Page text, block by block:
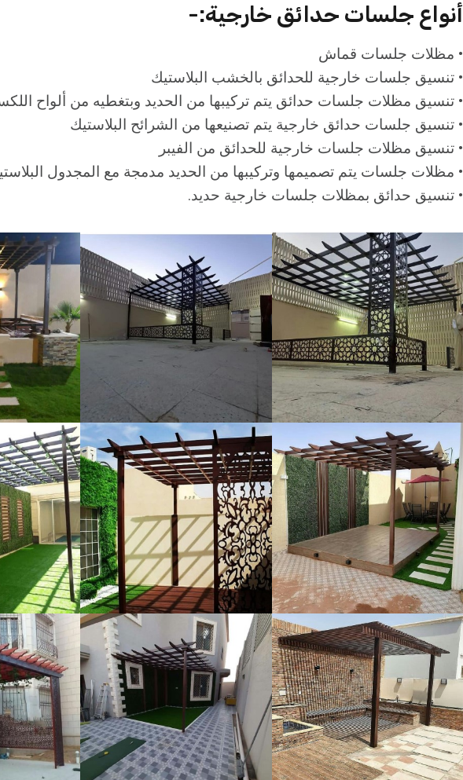
أنواع جلسات حدائق خارجية:-
• مظلات جلسات قماش
• تنسيق جلسات خارجية للحدائق بالخشب البلاستيك
• تنسيق مظلات جلسات حدائق يتم تركيبها من الحديد وبتغطيه من ألواح
• تنسيق جلسات حدائق خارجية يتم تصنيعها من الشرائح البلاستيك
• تنسيق مظلات جلسات خارجية للحدائق من الفيبر
• مظلات جلسات يتم تصميمها وتركيبها من الحديد مدمجة مع المجدول
• تنسيق حدائق بمظلات جلسات خارجية حديد.